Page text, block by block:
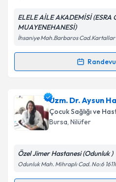
Kişisel verilerimin
Metni'ni okudum ve
kapsamda işlenmesini
Takvim
ELELE AİLE AKADEMİSİ (ESRA
MUAYENEHANESİ)
İhsaniye Mah.Barbaros Cad.Kartallar
Randevu Takvimi
Uzm. Dr. Esra Gökeriçin
oluşturun. Size bu
takvim hazırlandığında e-
Uzm. Dr. Aysun
Çocuk Sağlığı ve
Bursa, Nilüfer
Özel Jimer Hastanesi (Odunluk )
Odunluk Mah. Mihraplı Cad. No:6